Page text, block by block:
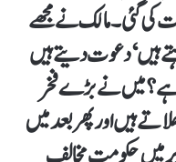
گئی۔ مالک نے مجھے
ہیں‘ دعوت دیتے ہیں
ہے؟ میں نے بڑے فخر
ہیں اور پھر بعد میں